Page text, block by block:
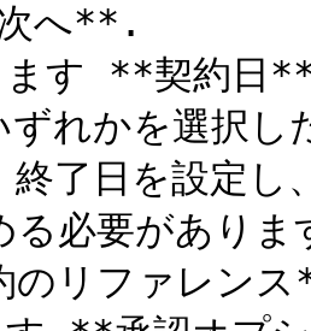
へ**.
す **契約日
終了日を設定
る必要があり
のリファレン